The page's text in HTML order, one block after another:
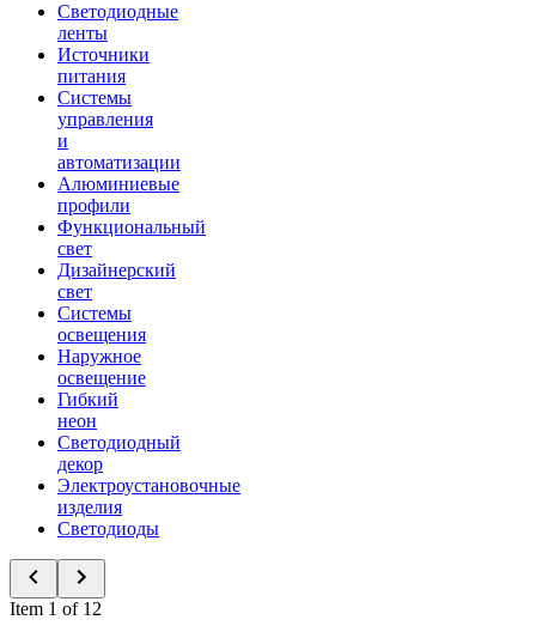
Светодиодные
ленты
Источники
питания
Системы
управления
и
автоматизации
Алюминиевые
профили
Функциональный
свет
Дизайнерский
свет
Системы
освещения
Наружное
освещение
Гибкий
неон
Светодиодный
декор
Электроустановочные
изделия
Светодиоды
Item 1 of 12